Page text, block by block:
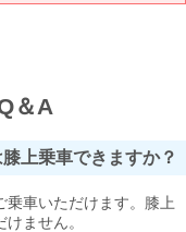
＆A
上乗車できますか？
車いただけます。膝上
ません。